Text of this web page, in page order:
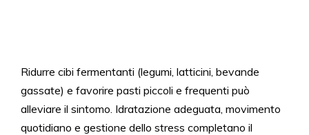
Ridurre cibi fermentanti (legumi, latticini, bevande
gassate) e favorire pasti piccoli e frequenti può
alleviare il sintomo. Idratazione adeguata, movimento
quotidiano e gestione dello stress completano il